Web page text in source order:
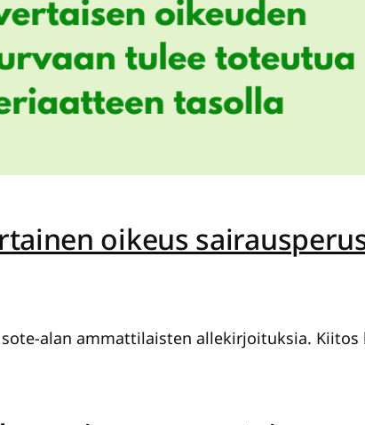
oikeus
alan ammattilaisten allekirjoituksia.